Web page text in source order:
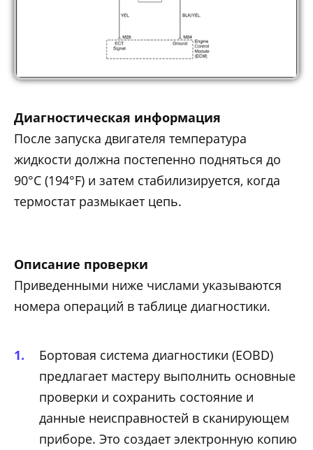
Диагностическая информация
После запуска двигателя температура
жидкости должна постепенно подняться до
90°С (194°F) и затем стабилизируется, когда
термостат размыкает цепь.
Описание проверки
Приведенными ниже числами указываются
номера операций в таблице диагностики.
Бортовая система диагностики (EOBD)
предлагает мастеру выполнить основные
проверки и сохранить состояние и
данные неисправностей в сканирующем
приборе. Это создает электронную копию